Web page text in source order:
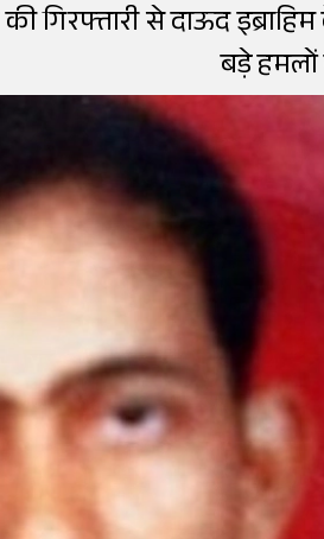
गिरफ्तारी से दाऊद
बड़े हमलों